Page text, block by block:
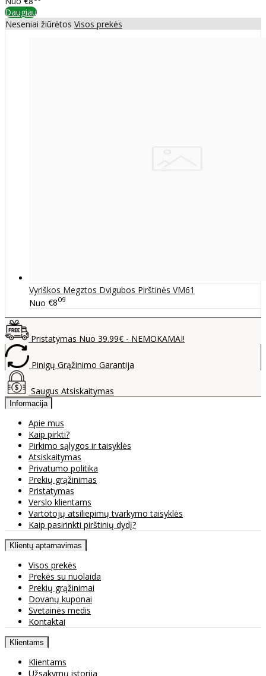
Daugiau
Neseniai žiūrėtos Visos prekės
Vyriškos Megztos Dvigubos Pirštinės VM61
Nuo €809
Pristatymas Nuo 39.99€ - NEMOKAMAI!
Pinigų Grąžinimo Garantija
Saugus Atsiskaitymas
Informacija
Apie mus
Kaip pirkti?
Pirkimo sąlygos ir taisyklės
Atsiskaitymas
Privatumo politika
Prekių grąžinimas
Pristatymas
Verslo klientams
Vartotojų atsiliepimų tvarkymo taisyklės
Kaip pasirinkti pirštinių dydį?
Klientų aptarnavimas
Visos prekės
Prekės su nuolaida
Prekių grąžinimai
Dovanų kuponai
Svetainės medis
Kontaktai
Klientams
Klientams
Užsakymų istorija